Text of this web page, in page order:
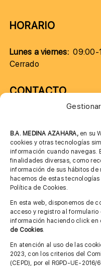
B.A. MEDINA AZAHARA, en su
cookies y otras tecnologías
información cuando navegas.
finalidades diversas, como
información de sus hábitos de
hacemos de estas
Política de Cookies.
En esta web, disponemos de
acceso y registro al formulario
información haciendo click en
de Cookies.
En atención al uso de las
2023, con los criterios del
(CEPD), por el RGPD-UE-
HORARIO
Lunes a viernes:09:00-
Cerrado
CONTACTO
685 901 226
MÁS
Aviso legal
Política de
Cita previa FAGA